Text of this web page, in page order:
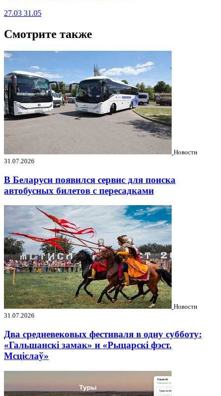
27.03 31.05
Смотрите также
Новости
31.07.2026
В Беларуси появился сервис для поиска
автобусных билетов с пересадками
Новости
31.07.2026
Два средневековых фестиваля в одну субботу:
«Гальшанскі замак» и «Рыцарскі фэст.
Мсціслаў»